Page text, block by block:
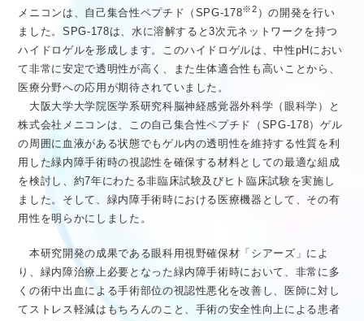
メニコンは、自己集合性ペプチド（SPG-178※2 ）の開発を行い
ました。SPG-178は、水に溶解すると3次元ネットワークを持つ
ハイドロゲルを形成します。このハイドロゲルは、中性pHにおい
て非常に安定で透明性が高く、また生体適合性も高いことから、
医療分野への応用が期待されていました。
大阪大学大学院医学系研究科脳神経感覚器外科学（眼科学）と
株式会社メニコンは、この自己集合性ペプチド（SPG-178）ゲル
の周囲に血液がある状態でもゲル内の透明性を維持する性質を利
用した緑内障手術時の視認性を確保する材料としての最適な組成
を検討し、約7年にわたる非臨床試験及びヒト臨床試験を実施し
ました。そして、緑内障手術時における医療機器として、その有
用性を明らかにしました。
本研究開発の成果である眼科用視野確保材「シアーズ」によ
り、緑内障治療上必要となった緑内障手術時において、非常に多
くの術中出血による手術部位の視認性悪化を改善し、医師に対し
てストレス軽減はもちろんのこと、手術の安全性向上による患者